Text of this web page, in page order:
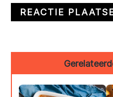
Sidebar